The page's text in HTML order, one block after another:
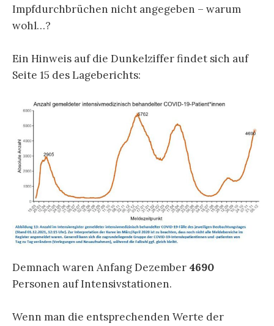
Impfdurchbrüchen nicht angegeben – warum
wohl…?
Ein Hinweis auf die Dunkelziffer findet sich auf
Seite 15 des Lageberichts:
Demnach waren Anfang Dezember 4690
Personen auf Intensivstationen.
Wenn man die entsprechenden Werte der